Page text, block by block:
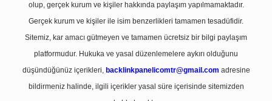
olup, gerçek kurum ve kişiler hakkında paylaşım yapılmamaktadır.
Gerçek kurum ve kişiler ile isim benzerlikleri tamamen tesadüfidir.
Sitemiz, kar amacı gütmeyen ve tamamen ücretsiz bir bilgi paylaşım
platformudur. Hukuka ve yasal düzenlemelere aykırı olduğunu
düşündüğünüz içerikleri, backlinkpanelicomtr@gmail.com adresine
bildirmeniz halinde, ilgili içerikler yasal süre içerisinde sitemizden